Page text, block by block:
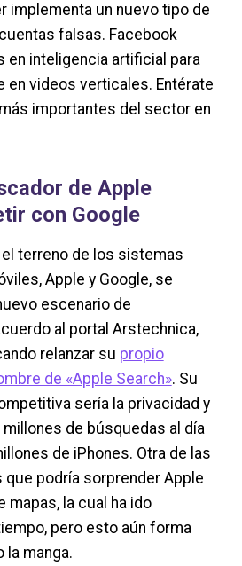
implementa un nuevo tipo de
falsas. Facebook
en inteligencia artificial para
en videos verticales. Entérate
importantes del sector en
de Apple
con Google
terreno de los sistemas
Apple y Google, se
escenario de
al portal Arstechnica,
relanzar su propio
de «Apple Search». Su
sería la privacidad y
de búsquedas al día
de iPhones. Otra de las
que podría sorprender Apple
mapas, la cual ha ido
pero esto aún forma
la manga.